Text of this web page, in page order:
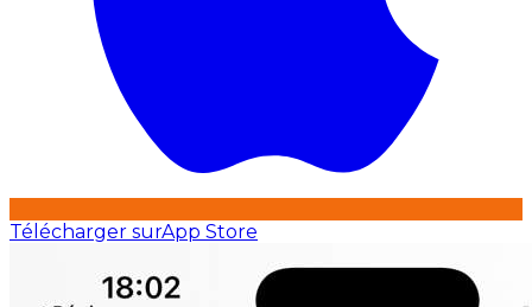
Télécharger surApp Store